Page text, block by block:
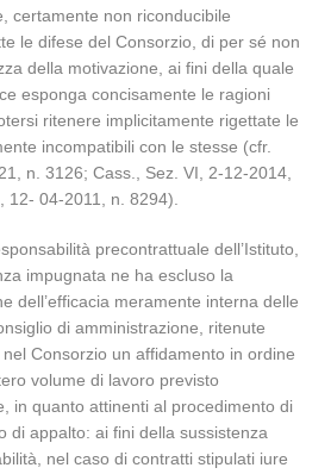
certamente non riconducibile
le difese del Consorzio, di per sé non
della motivazione, ai fini della quale
esponga concisamente le ragioni
ritenere implicitamente rigettate le
incompatibili con le stesse (cfr.
n. 3126; Cass., Sez. VI, 2-12-2014,
12- 04-2011, n. 8294).
precontrattuale dell’Istituto,
impugnata ne ha escluso la
dell’efficacia meramente interna delle
di amministrazione, ritenute
Consorzio un affidamento in ordine
volume di lavoro previsto
in quanto attinenti al procedimento di
di appalto: ai fini della sussistenza
nel caso di contratti stipulati iure